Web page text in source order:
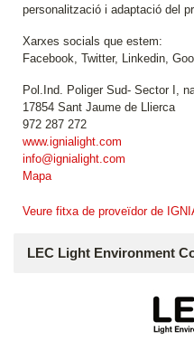
personalització i adaptació del
Xarxes socials que estem:
Facebook, Twitter, Linkedin,
Pol.Ind. Poliger Sud- Sector I,
17854 Sant Jaume de Llierca
972 287 272
www.ignialight.com
info@ignialight.com
Mapa
Veure fitxa de proveïdor de
LEC Light Environment